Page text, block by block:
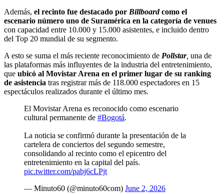
Además, el recinto fue destacado por Billboardcomo el
escenario número uno de Suramérica en la categoría de venues
con capacidad entre 10.000 y 15.000 asistentes, e incluido dentro
del Top 20 mundial de su segmento.
A esto se suma el más reciente reconocimiento de Pollstar, una de
las plataformas más influyentes de la industria del entretenimiento,
que ubicó al Movistar Arena en el primer lugar de su ranking
de asistencia tras registrar más de 118.000 espectadores en 15
espectáculos realizados durante el último mes.
El Movistar Arena es reconocido como escenario
cultural permanente de #Bogotá.
La noticia se confirmó durante la presentación de la
cartelera de conciertos del segundo semestre,
consolidando al recinto como el epicentro del
entretenimiento en la capital del país.
pic.twitter.com/pabj6cLPjt
— Minuto60 (@minuto60com) June 2, 2026